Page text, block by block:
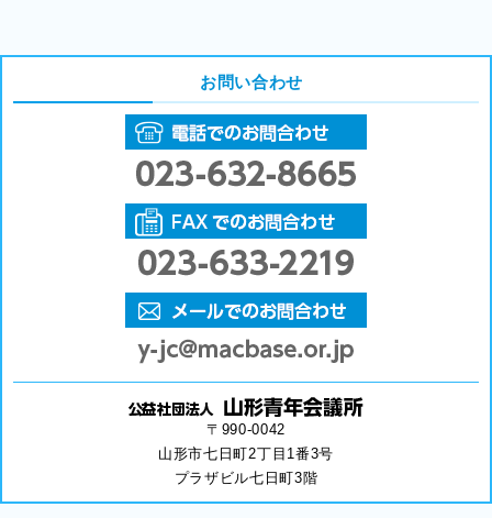
お問い合わせ
〒990-0042
山形市七日町2丁目1番3号
プラザビル七日町3階